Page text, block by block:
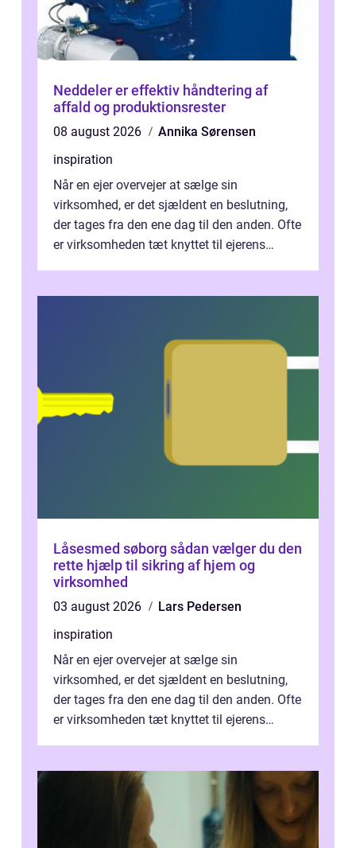
Neddeler er effektiv håndtering af
affald og produktionsrester
08 august 2026
Annika Sørensen
inspiration
Når en ejer overvejer at sælge sin
virksomhed, er det sjældent en beslutning,
der tages fra den ene dag til den anden. Ofte
er virksomheden tæt knyttet til ejerens
Låsesmed søborg sådan vælger du den
rette hjælp til sikring af hjem og
virksomhed
03 august 2026
Lars Pedersen
inspiration
Når en ejer overvejer at sælge sin
virksomhed, er det sjældent en beslutning,
der tages fra den ene dag til den anden. Ofte
er virksomheden tæt knyttet til ejerens